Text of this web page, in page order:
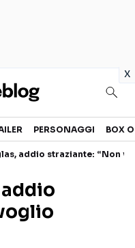
x
STREAMING
PERSONAGGI BOX
addio straziante: “Non